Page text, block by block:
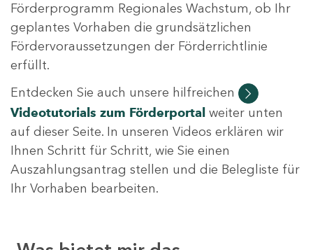
Förderprogramm Regionales Wachstum, ob Ihr
geplantes Vorhaben die grundsätzlichen
Fördervoraussetzungen der Förderrichtlinie
erfüllt.
Entdecken Sie auch unsere hilfreichen
Videotutorials zum Förderportal weiter unten
auf dieser Seite. In unseren Videos erklären wir
Ihnen Schritt für Schritt, wie Sie einen
Auszahlungsantrag stellen und die Belegliste für
Ihr Vorhaben bearbeiten.